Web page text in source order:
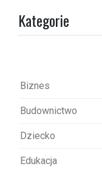
Kategorie
Biznes
Budownictwo
Dziecko
Edukacja